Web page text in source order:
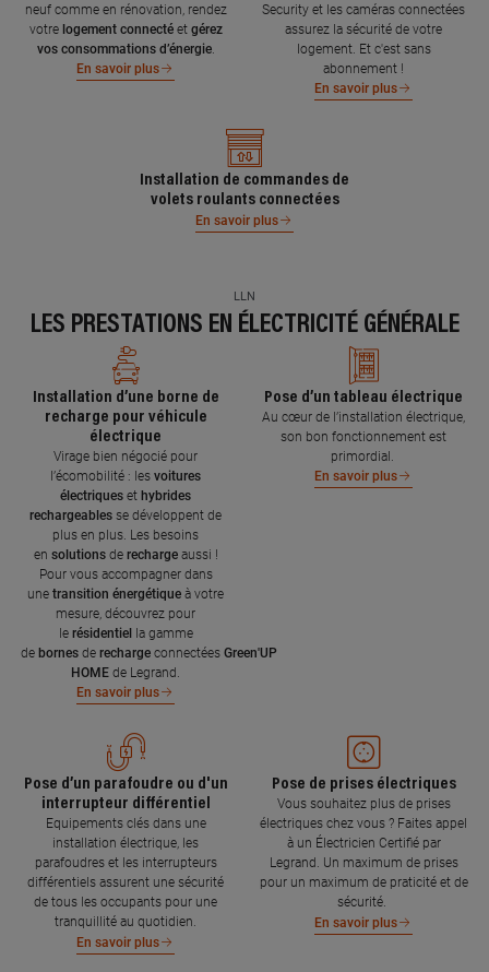
neuf comme en rénovation, rendez
votre logement connecté et gérez
vos consommations d’énergie.
En savoir plus
Security et les caméras connectées
assurez la sécurité de votre
logement. Et c'est sans
abonnement !
En savoir plus
Installation de commandes de
volets roulants connectées
En savoir plus
LLN
LES PRESTATIONS EN ÉLECTRICITÉ GÉNÉRALE
Installation d’une borne de
recharge pour véhicule
électrique
Virage bien négocié pour
l’écomobilité : les voitures
électriques et hybrides
rechargeables se développent de
plus en plus. Les besoins
en solutions de recharge aussi !
Pour vous accompagner dans
une transition énergétique à votre
mesure, découvrez pour
le résidentiel la gamme
de bornes de recharge connectées Green'UP
HOME de Legrand.
En savoir plus
Pose d’un tableau électrique
Au cœur de l’installation électrique,
son bon fonctionnement est
primordial.
En savoir plus
Pose d’un parafoudre ou d'un
interrupteur différentiel
Equipements clés dans une
installation électrique, les
parafoudres et les interrupteurs
différentiels assurent une sécurité
de tous les occupants pour une
tranquillité au quotidien.
En savoir plus
Pose de prises électriques
Vous souhaitez plus de prises
électriques chez vous ? Faites appel
à un Électricien Certifié par
Legrand. Un maximum de prises
pour un maximum de praticité et de
sécurité.
En savoir plus